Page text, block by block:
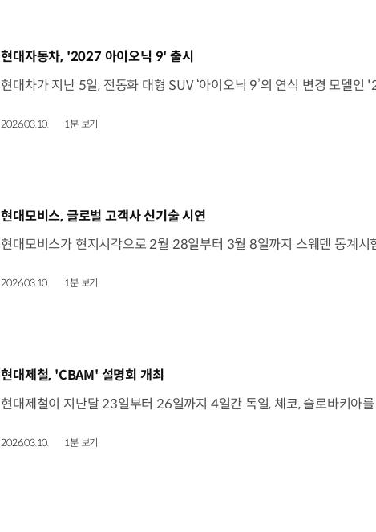
[동영상]
현대자동차, '2027 아이오닉 9' 출시
2026.03.10. 1분 보기
[동영상]
현대모비스, 글로벌 고객사 신기술 시연
2026.03.10. 1분 보기
[동영상]
현대제철, 'CBAM' 설명회 개최
2026.03.10. 1분 보기